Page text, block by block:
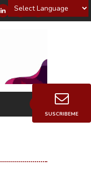
Powered by
SUSCRIBEME